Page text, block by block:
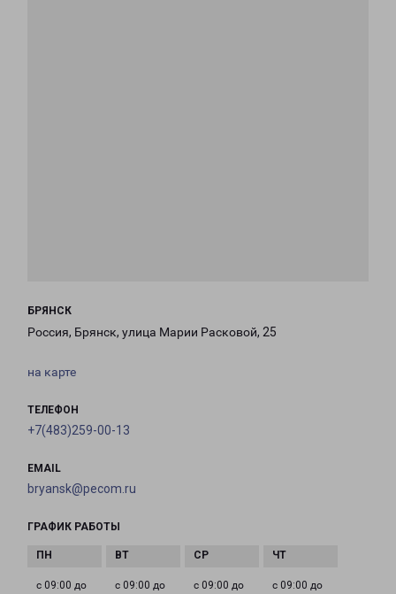
БРЯНСК
Россия, Брянск, улица Марии Расковой, 25
на карте
ТЕЛЕФОН
+7(483)259-00-13
EMAIL
bryansk@pecom.ru
ГРАФИК РАБОТЫ
с 09:00 до
с 09:00 до
с 09:00 до
с 09:00 до